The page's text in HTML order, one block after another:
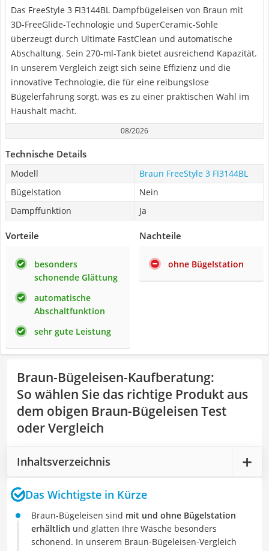
Das FreeStyle 3 FI3144BL Dampfbügeleisen von Braun mit
3D-FreeGlide-Technologie und SuperCeramic-Sohle
überzeugt durch Ultimate FastClean und automatische
Abschaltung. Sein 270-ml-Tank bietet ausreichend Kapazität.
In unserem Vergleich zeigt sich seine Effizienz und die
innovative Technologie, die für eine reibungslose
Bügelerfahrung sorgt, was es zu einer praktischen Wahl im
Haushalt macht.
08/2026
Technische Details
Modell
Braun FreeStyle 3 FI3144BL
Bügelstation
Nein
Dampffunktion
Ja
Vorteile
besonders
schonende Glättung
automatische
Abschaltfunktion
sehr gute Leistung
Nachteile
ohne Bügelstation
Braun-Bügeleisen-Kaufberatung:
So wählen Sie das richtige Produkt aus
dem obigen Braun-Bügeleisen Test
oder Vergleich
Inhaltsverzeichnis
Das Wichtigste in Kürze
Braun-Bügeleisen sind mit und ohne Bügelstation
erhältlich und glätten Ihre Wäsche besonders
schonend. In unserem Braun-Bügeleisen-Vergleich